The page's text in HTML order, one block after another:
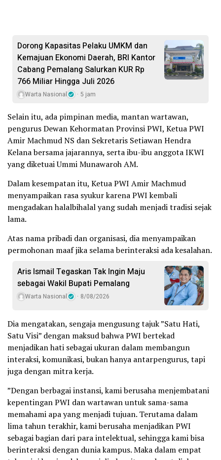
Dorong Kapasitas Pelaku UMKM dan
Kemajuan Ekonomi Daerah, BRI Kantor
Cabang Pemalang Salurkan KUR Rp
766 Miliar Hingga Juli 2026
Warta Nasional 5 jam
Selain itu, ada pimpinan media, mantan wartawan,
pengurus Dewan Kehormatan Provinsi PWI, Ketua PWI
Amir Machmud NS dan Sekretaris Setiawan Hendra
Kelana bersama jajarannya, serta ibu-ibu anggota IKWI
yang diketuai Ummi Munawaroh AM.
Dalam kesempatan itu, Ketua PWI Amir Machmud
menyampaikan rasa syukur karena PWI kembali
mengadakan halalbihalal yang sudah menjadi tradisi sejak
lama.
Atas nama pribadi dan organisasi, dia menyampaikan
permohonan maaf jika selama berinteraksi ada kesalahan.
Aris Ismail Tegaskan Tak Ingin Maju
sebagai Wakil Bupati Pemalang
Warta Nasional 8/08/2026
Dia mengatakan, sengaja mengusung tajuk ”Satu Hati,
Satu Visi” dengan maksud bahwa PWI bertekad
menjadikan hati sebagai ukuran dalam membangun
interaksi, komunikasi, bukan hanya antarpengurus, tapi
juga dengan mitra kerja.
”Dengan berbagai instansi, kami berusaha menjembatani
kepentingan PWI dan wartawan untuk sama-sama
memahami apa yang menjadi tujuan. Terutama dalam
lima tahun terakhir, kami berusaha menjadikan PWI
sebagai bagian dari para intelektual, sehingga kami bisa
berinteraksi dengan dunia kampus. Maka dalam empat